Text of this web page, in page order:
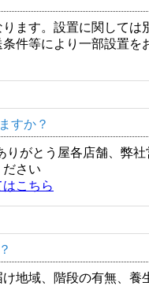
ます。設置に関して
件等により一部設置
すか？
りがとう屋各店舗、弊
さい
こちら
地域、階段の有無、